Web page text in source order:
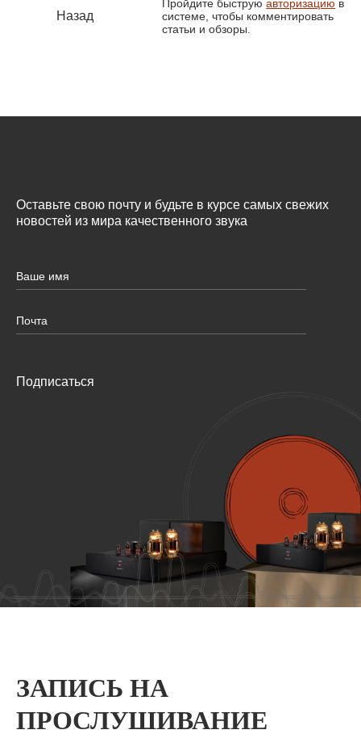
Назад
Пройдите быструюавторизацию в
системе, чтобы комментировать
статьи и обзоры.
Оставьте свою почту и будьте в курсе самых свежих
новостей из мира качественного звука
Подписаться
ЗАПИСЬ НА
ПРОСЛУШИВАНИЕ